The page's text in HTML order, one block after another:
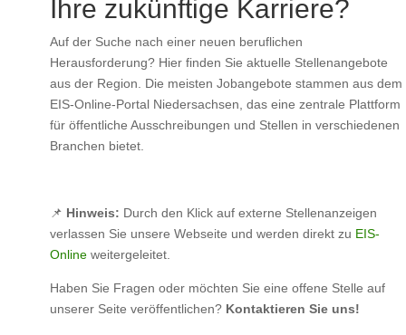
Ihre zukünftige Karriere?
Auf der Suche nach einer neuen beruflichen
Herausforderung? Hier finden Sie aktuelle Stellenangebote
aus der Region. Die meisten Jobangebote stammen aus dem
EIS-Online-Portal Niedersachsen, das eine zentrale Plattform
für öffentliche Ausschreibungen und Stellen in verschiedenen
Branchen bietet.
📌 Hinweis: Durch den Klick auf externe Stellenanzeigen
verlassen Sie unsere Webseite und werden direkt zu EIS-
Online weitergeleitet.
Haben Sie Fragen oder möchten Sie eine offene Stelle auf
unserer Seite veröffentlichen? Kontaktieren Sie uns!